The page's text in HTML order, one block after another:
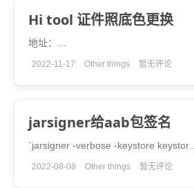
Hi tool 证件照底色更换
地址：…
2022-11-17 Other things 暂无评论
jarsigner给aab包签名
`jarsigner -verbose -keystore keystor…
2022-08-08 Other things 暂无评论